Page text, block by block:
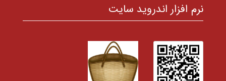
نرم افزار اندروید سایت